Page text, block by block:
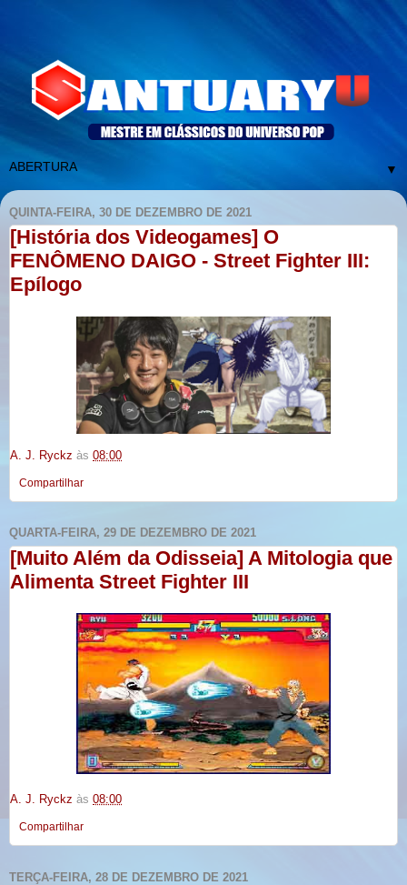
▼
QUINTA-FEIRA, 30 DE DEZEMBRO DE 2021
[História dos Videogames] O
FENÔMENO DAIGO - Street Fighter III:
Epílogo
A. J. Ryckz às 08:00
Compartilhar
QUARTA-FEIRA, 29 DE DEZEMBRO DE 2021
[Muito Além da Odisseia] A Mitologia que
Alimenta Street Fighter III
A. J. Ryckz às 08:00
Compartilhar
TERÇA-FEIRA, 28 DE DEZEMBRO DE 2021